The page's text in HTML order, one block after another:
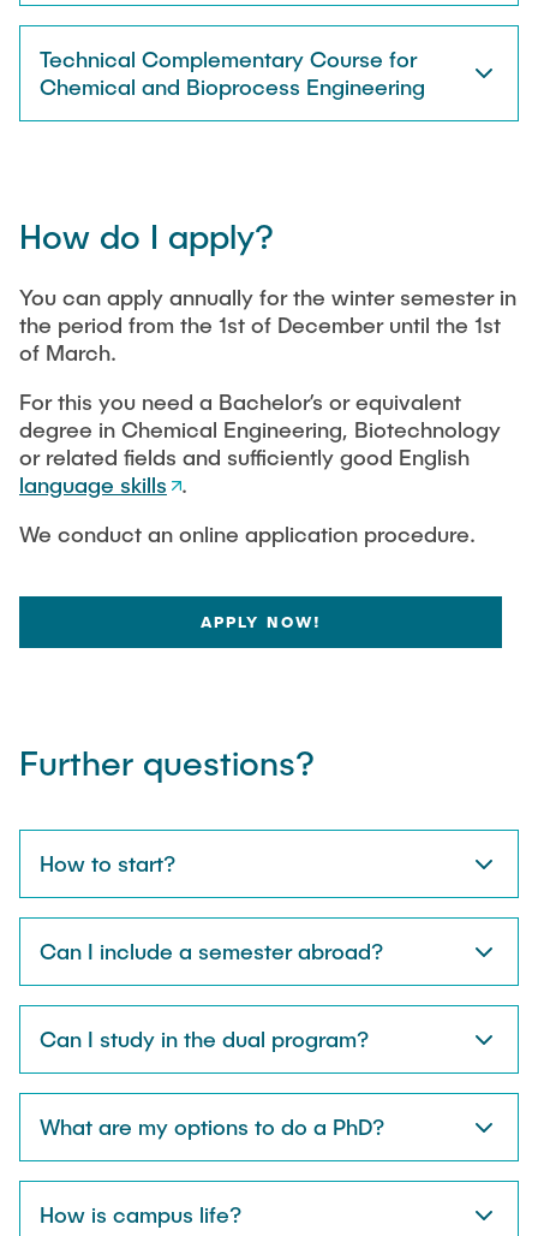
Technical Complementary Course for
Chemical and Bioprocess Engineering
How do I apply?
You can apply annually for the winter semester in
the period from the 1st of December until the 1st
of March.
For this you need a Bachelor’s or equivalent
degree in Chemical Engineering, Biotechnology
or related fields and sufficiently good English
language skills
.
We conduct an online application procedure.
APPLY NOW!
Further questions?
How to start?
Can I include a semester abroad?
Can I study in the dual program?
What are my options to do a PhD?
How is campus life?